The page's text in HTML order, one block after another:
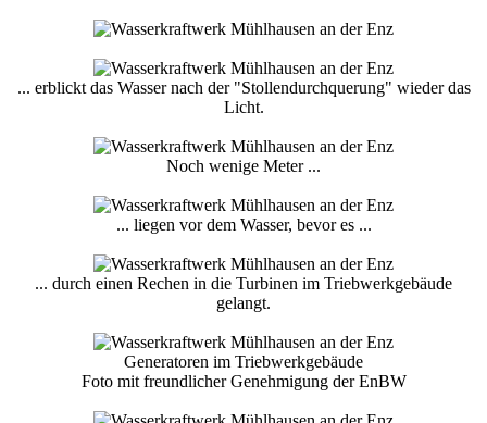
... erblickt das Wasser nach der "Stollendurchquerung" wieder das
Licht.
Noch wenige Meter ...
... liegen vor dem Wasser, bevor es ...
... durch einen Rechen in die Turbinen im Triebwerkgebäude
gelangt.
Generatoren im Triebwerkgebäude
Foto mit freundlicher Genehmigung der EnBW